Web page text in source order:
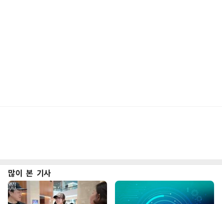
많이 본 기사